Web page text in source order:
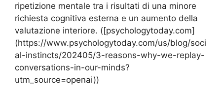
ripetizione mentale tra i risultati di una minore
richiesta cognitiva esterna e un aumento della
valutazione interiore. ([psychologytoday.com]
(https://www.psychologytoday.com/us/blog/soci
al-instincts/202405/3-reasons-why-we-replay-
conversations-in-our-minds?
utm_source=openai))